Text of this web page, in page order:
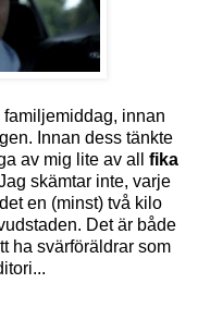
familjemiddag, innan
Innan dess tänkte
av mig lite av all fika
skämtar inte, varje
en (minst) två kilo
Det är både
ha svärföräldrar som